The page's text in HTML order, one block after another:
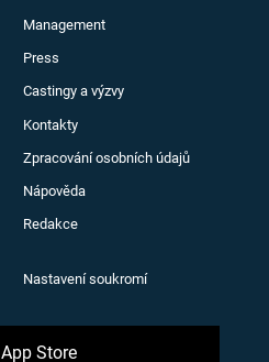
Management
Press
Castingy a výzvy
Kontakty
Zpracování osobních údajů
Nápověda
Redakce
Nastavení soukromí
App Store